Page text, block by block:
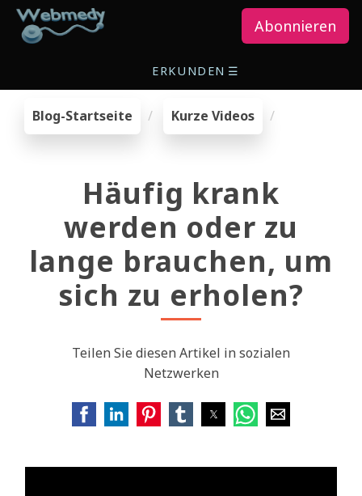
Abonnieren
ERKUNDEN ☰
Blog-Startseite Kurze Videos
Häufig krank
werden oder zu
lange brauchen, um
sich zu erholen?
Teilen Sie diesen Artikel in sozialen
Netzwerken